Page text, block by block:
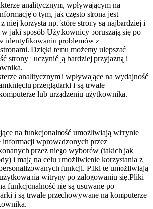
analitycznym, wpływającym na
o tym, jak często strona jest
niej korzysta np. które strony są najbardziej i
jaki sposób Użytkownicy poruszają się po
identyfikowaniu problemów z
Dzięki temu możemy ulepszać
strony i uczynić ją bardziej przyjazną i
analitycznym i wpływające na wydajność
przeglądarki i są trwale
lub urządzeniu użytkownika.
na funkcjonalność umożliwiają witrynie
informacji wprowadzonych przez
przez niego wyborów (takich jak
i mają na celu umożliwienie korzystania z
funkcji. Pliki te umożliwiają
witryny po zalogowaniu się.Pliki
funkcjonalność nie są usuwane po
i są trwale przechowywane na komputerze